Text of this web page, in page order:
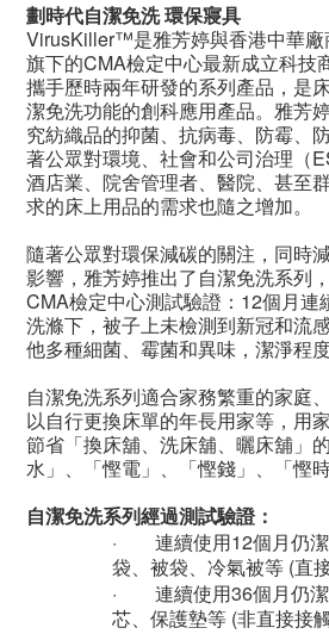
劃時代自潔免洗 環保寢具
VirusKiller™是雅芳婷與香港中華廠
旗下的CMA檢定中心最新成立科技
攜手歷時兩年研發的系列產品，是
潔免洗功能的創科應用產品。雅芳
究紡織品的抑菌、抗病毒、防霉、
著公眾對環境、社會和公司治理（
酒店業、院舍管理者、醫院、甚至
求的床上用品的需求也隨之增加。
隨著公眾對環保減碳的關注 ，同時
影響， 雅芳婷推出了自潔免洗系列
CMA檢定中心測試驗證： 12個月連
洗滌下，被子上未檢測到新冠和流
他多種細菌、霉菌和異味，潔淨程
自潔免洗系列適合家務繁重的家庭
以自行更換床單的年長用家等，用
節省「換床舖、洗床舖、曬床舖」
水」、「慳電」、「慳錢」、「慳時
自潔免洗系列經過測試驗證：
·
連續使用12個月仍
袋、被袋、冷氣被等 (直
·
連續使用36個月仍
芯、保護墊等 (非直接接